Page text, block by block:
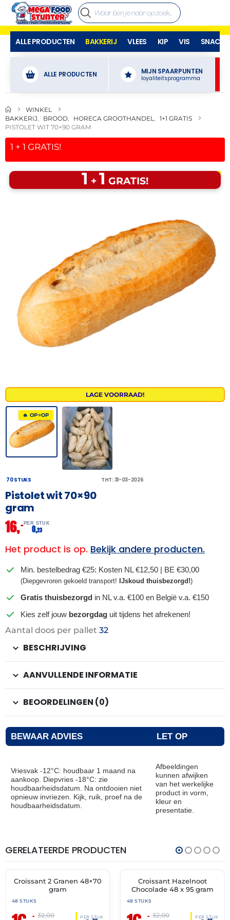
ALLE PRODUCTEN BAKKERIJ VLEES KIP VIS SNACKS
ALLE PRODUCTEN MIJN SPAARPUNTEN
loyaliteitsprogramma
WINKEL
BAKKERIJ
BROOD HORECA GROOTHANDEL
1+1 GRATIS
PISTOLET WIT 70×90 GRAM
1 + 1 GRATIS!
1 + 1 GRATIS!
LAGE VOORRAAD!
🔥 OP=OP
70 STUKS THT: 31-03-2026
Pistolet wit 70×90
gram
16,– PER STUK
0,23
Het product is op. Bekijk andere producten.
Min. bestelbedrag €25: Kosten NL €12,50 | BE €30,00
(Diepgevroren gekoeld transport! IJskoud thuisbezorgd!)
Gratis thuisbezorgd in NL v.a. €100 en België v.a. €150
Kies zelf jouw bezorgdag uit tijdens het afrekenen!
Aantal doos per pallet 32
BESCHRIJVING
AANVULLENDE INFORMATIE
BEOORDELINGEN (0)
BEWAAR ADVIES LET OP
Vriesvak -12°C: houdbaar 1 maand na
aankoop. Diepvries -18°C: zie
houdbaarheidsdatum. Na ontdooien niet
opnieuw invriezen. Kijk, ruik, proef na de
houdbaarheidsdatum.
Afbeeldingen
kunnen afwijken
van het werkelijke
product in vorm,
kleur en
presentatie.
GERELATEERDE PRODUCTEN
🔥 OP=OP
THT:
28-
Croissant 2 Granen 48×70
gram
48 STUKS
– PER STUK
32,00
🔥 OP=OP
Croissant Hazelnoot
Chocolade 48 x 95 gram
48 STUKS
– PER STUK
32,00